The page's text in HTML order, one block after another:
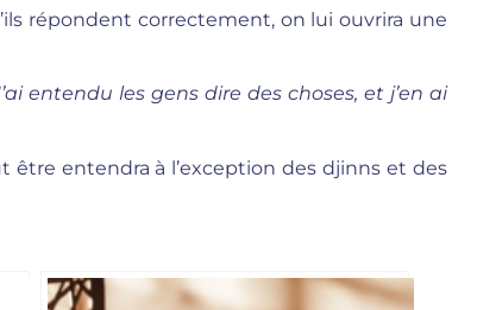
répondent correctement, on lui ouvrira une
entendu les gens dire des choses, et j’en ai
entendra à l’exception des djinns et des